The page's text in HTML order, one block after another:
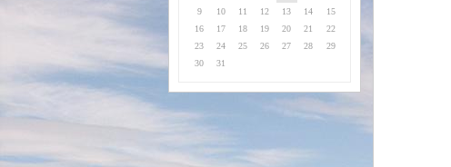
9
10 11 12 13 14
15
16
17 18 19 20 21
22
23
24 25 26 27 28
29
30
31